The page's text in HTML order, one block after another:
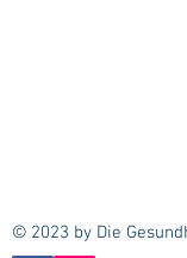
© 2023 by Die